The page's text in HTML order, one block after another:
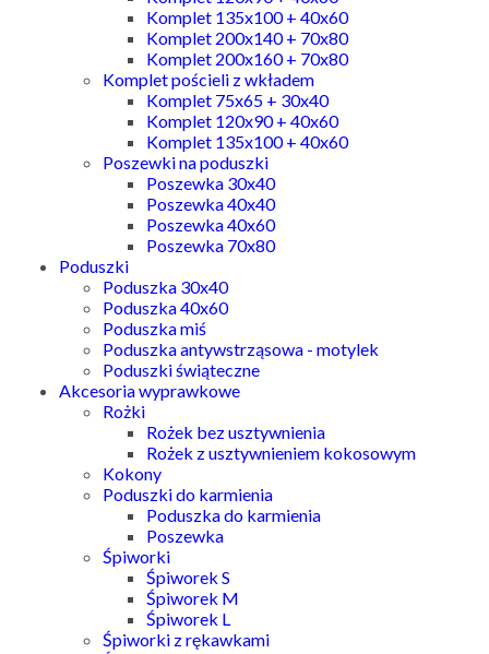
Komplet 135x100 + 40x60
Komplet 200x140 + 70x80
Komplet 200x160 + 70x80
Komplet pościeli z wkładem
Komplet 75x65 + 30x40
Komplet 120x90 + 40x60
Komplet 135x100 + 40x60
Poszewki na poduszki
Poszewka 30x40
Poszewka 40x40
Poszewka 40x60
Poszewka 70x80
Poduszki
Poduszka 30x40
Poduszka 40x60
Poduszka miś
Poduszka antywstrząsowa - motylek
Poduszki świąteczne
Akcesoria wyprawkowe
Rożki
Rożek bez usztywnienia
Rożek z usztywnieniem kokosowym
Kokony
Poduszki do karmienia
Poduszka do karmienia
Poszewka
Śpiworki
Śpiworek S
Śpiworek M
Śpiworek L
Śpiworki z rękawkami